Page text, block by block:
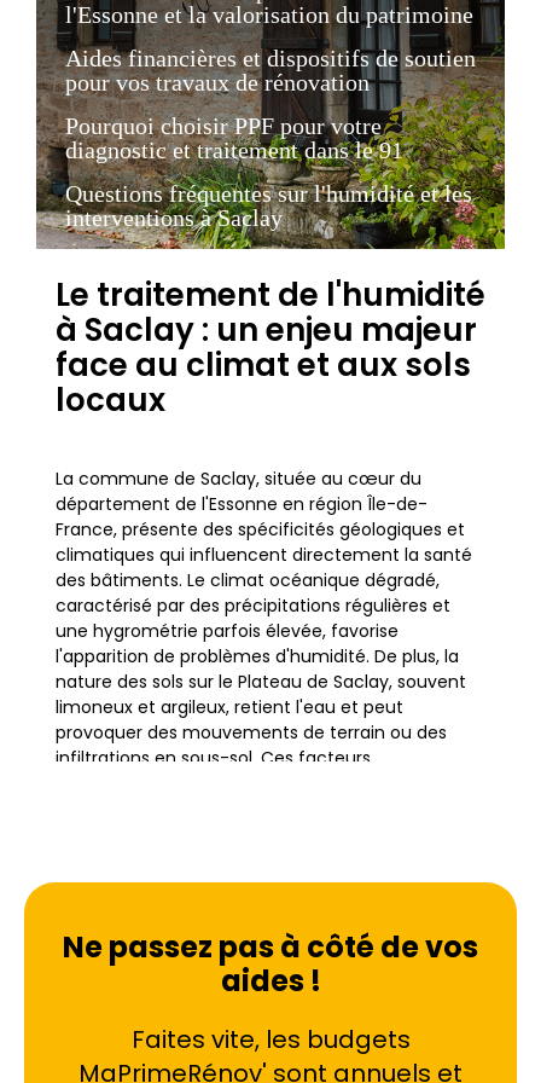
l'Essonne et la valorisation du patrimoine
Aides financières et dispositifs de soutien
pour vos travaux de rénovation
Pourquoi choisir PPF pour votre
diagnostic et traitement dans le 91
Questions fréquentes sur l'humidité et les
interventions à Saclay
Le traitement de l'humidité
à Saclay : un enjeu majeur
face au climat et aux sols
locaux
La commune de Saclay, située au cœur du
département de l'Essonne en région Île-de-
France, présente des spécificités géologiques et
climatiques qui influencent directement la santé
des bâtiments. Le climat océanique dégradé,
caractérisé par des précipitations régulières et
une hygrométrie parfois élevée, favorise
l'apparition de problèmes d'humidité. De plus, la
nature des sols sur le Plateau de Saclay, souvent
limoneux et argileux, retient l'eau et peut
provoquer des mouvements de terrain ou des
infiltrations en sous-sol. Ces facteurs
L'habitat dans cette zone est varié, allant des
maisons individuelles aux complexes résidentiels
proches des campus universitaires et du CEA.
vulnérabilités différentes face à l'eau. Les maisons
anciennes peuvent souffrir de l'absence de
Ne passez pas à côté de vos
aides !
Faites vite, les budgets
MaPrimeRénov' sont annuels et